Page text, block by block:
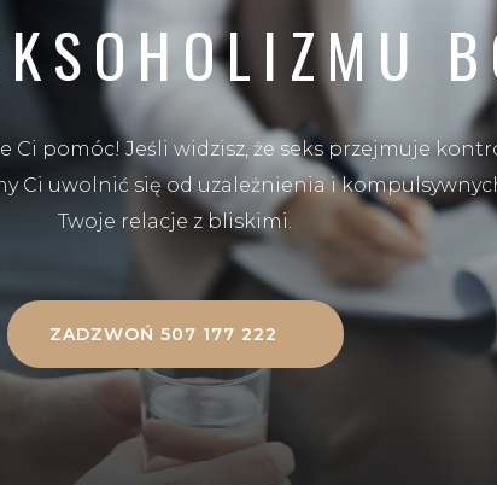
Ci pomóc! Jeśli widzisz, że seks przejmuje
Ci uwolnić się od uzależnienia i
Twoje relacje z bliskimi.
ZADZWOŃ 507 177 222